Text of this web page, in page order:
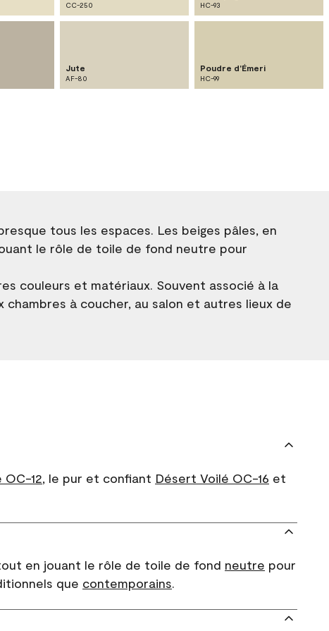
CC-250 HC-93
Jute
AF-80
Poudre d'Émeri
HC-99
tous les espaces. Les beiges pâles, en
le rôle de toile de fond neutre pour
couleurs et matériaux. Souvent associé à la
à coucher, au salon et autres lieux de
OC-12, le pur et confiant Désert Voilé OC-16 et
en jouant le rôle de toile de fond neutre pour
que contemporains.